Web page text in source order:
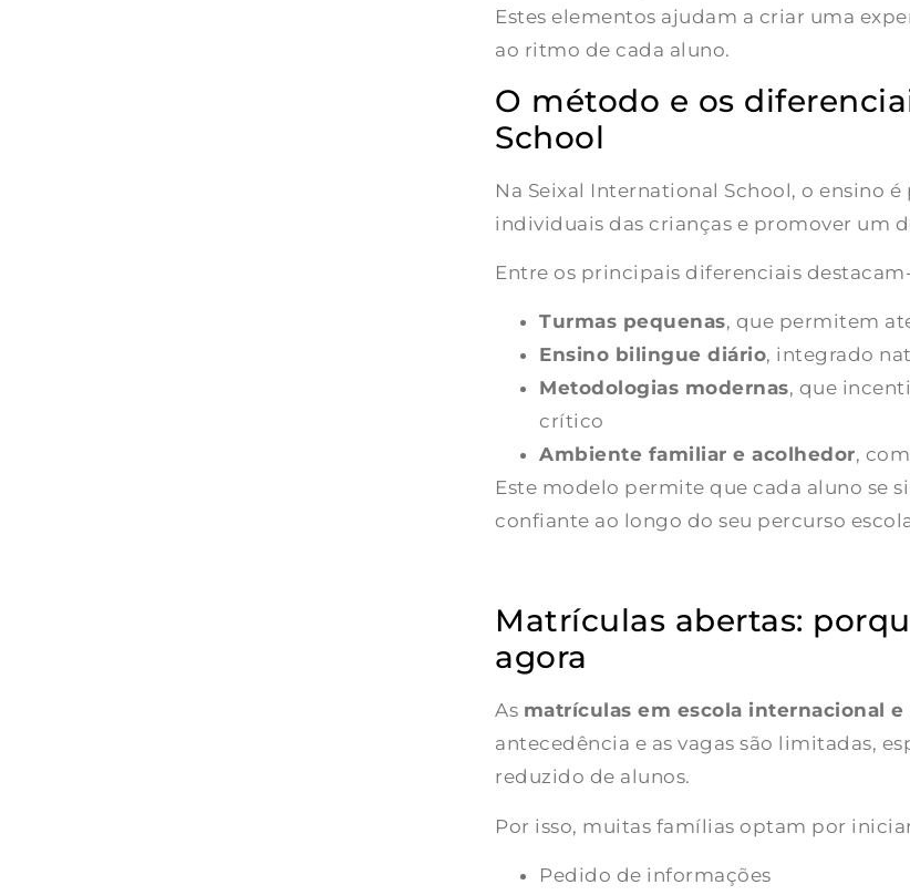
Estes elementos ajudam a criar uma
ao ritmo de cada aluno.
O método e os
School
Na Seixal International School, o ensino
individuais das crianças e promover um
Entre os principais diferenciais
Turmas pequenas, que permitem
Ensino bilingue diário, integrado
Metodologias modernas, que
crítico
Ambiente familiar e acolhedor,
Este modelo permite que cada aluno se
confiante ao longo do seu percurso
Matrículas abertas:
agora
As matrículas em escola internacional e
antecedência e as vagas são limitadas,
reduzido de alunos.
Por isso, muitas famílias optam por
Pedido de informações